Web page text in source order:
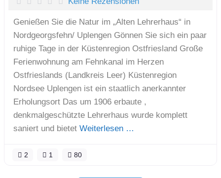
Genießen Sie die Natur im „Alten Lehrerhaus“ in
Nordgeorgsfehn/ Uplengen Gönnen Sie sich ein paar
ruhige Tage in der Küstenregion Ostfriesland Große
Ferienwohnung am Fehnkanal im Herzen
Ostfrieslands (Landkreis Leer) Küstenregion
Nordsee Uplengen ist ein staatlich anerkannter
Erholungsort Das um 1906 erbaute ,
denkmalgeschützte Lehrerhaus wurde komplett
saniert und bietet Weiterlesen …
2 1 80